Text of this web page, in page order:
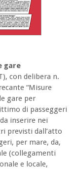
gare
con delibera n.
“Misure
gare per
di passeggeri
inserire nei
previsti dall’atto
per mare, da,
(collegamenti
e locale,